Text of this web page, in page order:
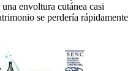
envoltura cutánea casi
se perdería rápidamente